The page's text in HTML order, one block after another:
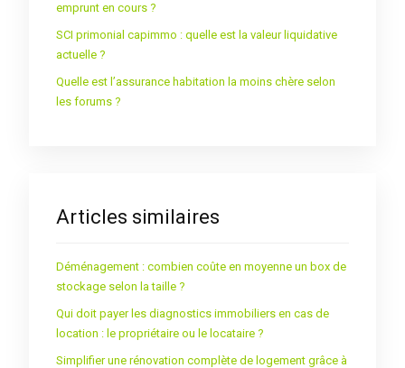
emprunt en cours ?
SCI primonial capimmo : quelle est la valeur liquidative
actuelle ?
Quelle est l’assurance habitation la moins chère selon
les forums ?
Articles similaires
Déménagement : combien coûte en moyenne un box de
stockage selon la taille ?
Qui doit payer les diagnostics immobiliers en cas de
location : le propriétaire ou le locataire ?
Simplifier une rénovation complète de logement grâce à